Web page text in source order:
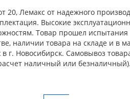
20, Лемакс от надежного
Высокие
Товар прошел испытания
наличии товара на складе и в
г. Новосибирск. Самовывоз
наличный или